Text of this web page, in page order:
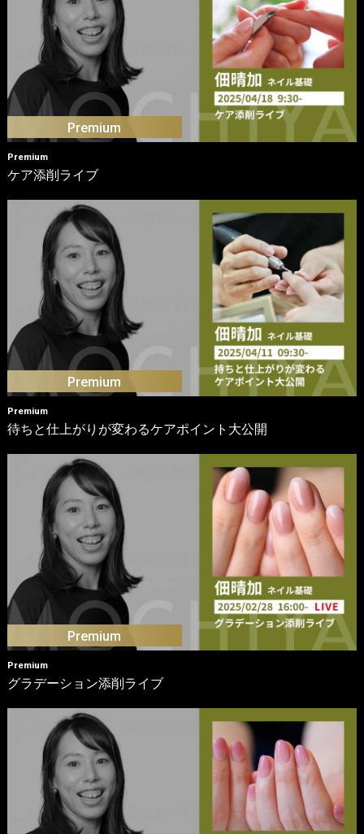
Premium
ケア添削ライブ
Premium
待ちと仕上がりが変わるケアポイント大公開
Premium
グラデーション添削ライブ